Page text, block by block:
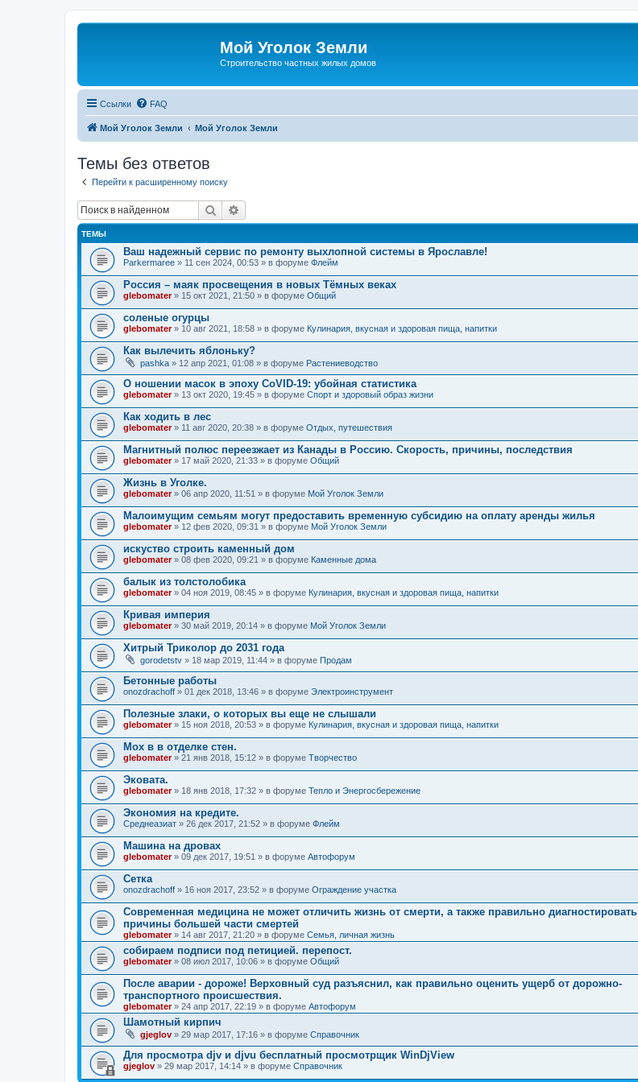
Мой Уголок Земли
Cтроительство частных жилых домов
Ссылки FAQ
Мой Уголок Земли Мой Уголок Земли
Темы без ответов
Перейти к расширенному поиску
Поиск
ТЕМЫ
Ваш надежный сервис по ремонту выхлопной системы в Ярославле!
Parkermaree » 11 сен 2024, 00:53 » в форуме Флейм
Россия – маяк просвещения в новых Тёмных веках
glebomater» 15 окт 2021, 21:50 » в форуме Общий
соленые огурцы
glebomater» 10 авг 2021, 18:58 » в форуме Кулинария, вкусная и здоровая пища, напитки
Как вылечить яблоньку?
pashka » 12 апр 2021, 01:08 » в форуме Растениеводство
О ношении масок в эпоху CoVID-19: убойная статистика
glebomater» 13 окт 2020, 19:45 » в форуме Спорт и здоровый образ жизни
Как ходить в лес
glebomater» 11 авг 2020, 20:38 » в форуме Отдых, путешествия
Магнитный полюс переезжает из Канады в Россию. Скорость, причины, последствия
glebomater» 17 май 2020, 21:33 » в форуме Общий
Жизнь в Уголке.
glebomater» 06 апр 2020, 11:51 » в форуме Мой Уголок Земли
Малоимущим семьям могут предоставить временную субсидию на оплату аренды жилья
glebomater» 12 фев 2020, 09:31 » в форуме Мой Уголок Земли
искуство строить каменный дом
glebomater» 08 фев 2020, 09:21 » в форуме Каменные дома
балык из толстолобика
glebomater» 04 ноя 2019, 08:45 » в форуме Кулинария, вкусная и здоровая пища, напитки
Кривая империя
glebomater» 30 май 2019, 20:14 » в форуме Мой Уголок Земли
Хитрый Триколор до 2031 года
gorodetstv » 18 мар 2019, 11:44 » в форуме Продам
Бетонные работы
onozdrachoff » 01 дек 2018, 13:46 » в форуме Электроинструмент
Полезные злаки, о которых вы еще не слышали
glebomater» 15 ноя 2018, 20:53 » в форуме Кулинария, вкусная и здоровая пища, напитки
Мох в в отделке стен.
glebomater» 21 янв 2018, 15:12 » в форуме Творчество
Эковата.
glebomater» 18 янв 2018, 17:32 » в форуме Тепло и Энергосбережение
Экономия на кредите.
Среднеазиат » 26 дек 2017, 21:52 » в форуме Флейм
Машина на дровах
glebomater» 09 дек 2017, 19:51 » в форуме Автофорум
Сетка
onozdrachoff » 16 ноя 2017, 23:52 » в форуме Ограждение участка
Современная медицина не может отличить жизнь от смерти, а также правильно диагностировать
причины большей части смертей
glebomater» 14 авг 2017, 21:20 » в форуме Семья, личная жизнь
собираем подписи под петицией. перепост.
glebomater» 08 июл 2017, 10:06 » в форуме Общий
После аварии - дороже! Верховный суд разъяснил, как правильно оценить ущерб от дорожно-
транспортного происшествия.
glebomater» 24 апр 2017, 22:19 » в форуме Автофорум
Шамотный кирпич
gjeglov » 29 мар 2017, 17:16 » в форуме Справочник
Для просмотра djv и djvu бесплатный просмотрщик WinDjView
gjeglov » 29 мар 2017, 14:14 » в форуме Справочник